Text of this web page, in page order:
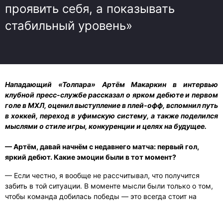
проявить себя, а показывать
стабильный уровень»
Нападающий «Толпара» Артём Макаркин в интервью
клубной пресс-службе рассказал о ярком дебюте и первом
голе в МХЛ, оценил выступление в плей-офф, вспомнил путь
в хоккей, переход в уфимскую систему, а также поделился
мыслями о стиле игры, конкуренции и целях на будущее.
— Артём, давай начнём с недавнего матча: первый гол,
яркий дебют. Какие эмоции были в тот момент?
— Если честно, я вообще не рассчитывал, что получится
забить в той ситуации. В моменте мысли были только о том,
чтобы команда добилась победы — это всегда стоит на